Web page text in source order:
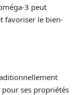
3 peut
favoriser le bien-
pour ses propriétés